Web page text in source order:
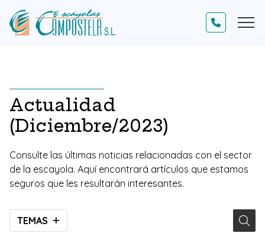
Actualidad
(Diciembre/2023)
Consulte las últimas noticias relacionadas con el sector
de la escayola. Aquí encontrará artículos que estamos
seguros que les resultarán interesantes.
TEMAS